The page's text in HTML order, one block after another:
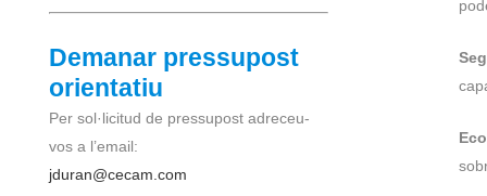
Demanar pressupost
orientatiu
Per sol·licitud de pressupost adreceu-
vos a l’email:
jduran@cecam.com